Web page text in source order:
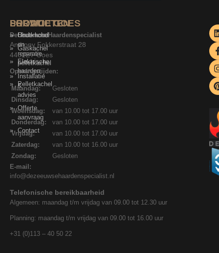
SERVICE
Onderhoud
en
reparatie
pelletkachel
Installatie
&
advies
Offerte
aanvraag
Contact
PRODUCTEN
Houtkachel
Gaskachel
Elektrische
haarden
Pelletkachel
LOCATIE GOES
De Zeeuwse Haardenspecialist
Anthony Fokkerstraat 28
4462ET Goes
Openingstijden:
Maandag:
Gesloten
Dinsdag:
Gesloten
Woensdag:
van 10.00 tot 17.00 uur
Donderdag:
van 10.00 tot 17.00 uur
Vrijdag:
van 10.00 tot 17.00 uur
Zaterdag:
van 10.00 tot 16.00 uur
Zondag:
Gesloten
E-mail:
info@dezeeuwsehaardenspecialist.nl
Telefonische bereikbaarheid
Algemeen: maandag t/m vrijdag van 09.00 tot 12.30 uur
Planning: maandag t/m vrijdag van 09.00 tot 16.00 uur
+31 (0)113 – 40 50 22